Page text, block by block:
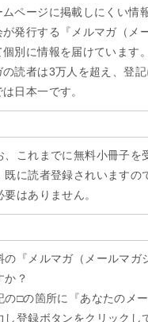
ムページに掲載しにくい情
発行する『メルマガ（メ
別に情報を届けています。
の読者は3万人を超え、登
日本一です。
、これまでに無料小冊子を
既に読者登録されいますの
要はありません。
の『メルマガ（メールマガ
か？
の□の箇所に『あなたのメ
し登録ボタンをクリックし